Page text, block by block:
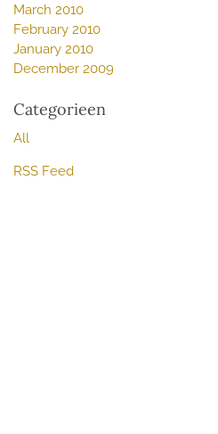
March 2010
February 2010
January 2010
December 2009
Categorieen
All
RSS Feed